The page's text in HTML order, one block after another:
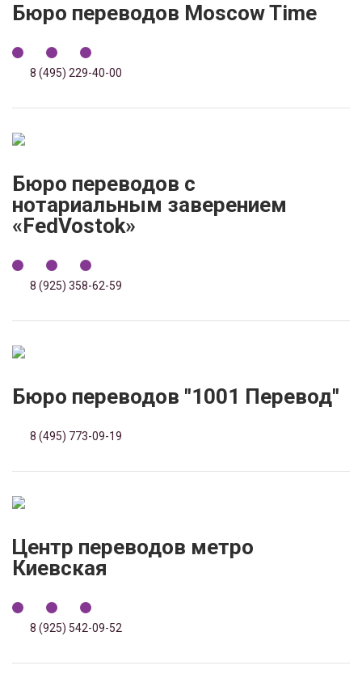
Бюро переводов Moscow Time
8 (495) 229-40-00
Бюро переводов с
нотариальным заверением
«FedVostok»
8 (925) 358-62-59
Бюро переводов "1001 Перевод"
8 (495) 773-09-19
Центр переводов метро
Киевская
8 (925) 542-09-52